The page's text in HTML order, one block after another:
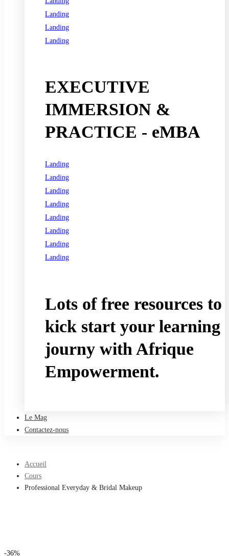
Landing
Landing
Landing
EXECUTIVE
IMMERSION &
PRACTICE - eMBA
Landing
Landing
Landing
Landing
Landing
Landing
Landing
Landing
Lots of free resources to
kick start your learning
journy with Afrique
Empowerment.
Le Mag
Contactez-nous
Accueil
Cours
Professional Everyday & Bridal Makeup
-36%